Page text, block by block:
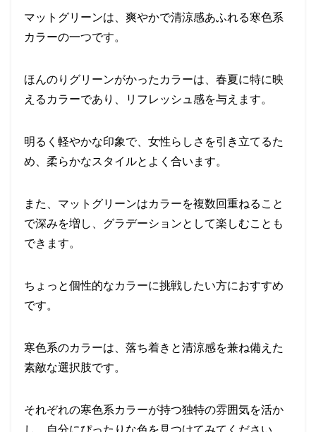
マットグリーンは、爽やかで清涼感あふれる寒色系
カラーの一つです。
ほんのりグリーンがかったカラーは、春夏に特に映
えるカラーであり、リフレッシュ感を与えます。
明るく軽やかな印象で、女性らしさを引き立てるた
め、柔らかなスタイルとよく合います。
また、マットグリーンはカラーを複数回重ねること
で深みを増し、グラデーションとして楽しむことも
できます。
ちょっと個性的なカラーに挑戦したい方におすすめ
です。
寒色系のカラーは、落ち着きと清涼感を兼ね備えた
素敵な選択肢です。
それぞれの寒色系カラーが持つ独特の雰囲気を活か
し、自分にぴったりな色を見つけてみてください。